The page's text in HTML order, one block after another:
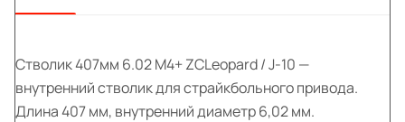
Стволик 407мм 6.02 M4+ ZCLeopard / J-10 —
внутренний стволик для страйкбольного привода.
Длина 407 мм, внутренний диаметр 6,02 мм.